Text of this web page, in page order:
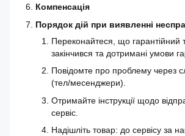
Компенсація
Порядок дій при виявленні
Переконайтеся, що гарантійний
закінчився та дотримані умови
Повідомте про проблему через
(тел/месенджери).
Отримайте інструкції щодо
сервіс.
Надішліть товар: до сервісу за